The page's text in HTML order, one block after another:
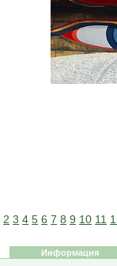
2 3 4 5 6 7 8 9 10 11
Информация